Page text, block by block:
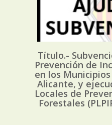
Título.-
Prevención de
en los
Alicante, y
Locales de
Forestales